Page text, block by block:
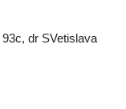
dr SVetislava